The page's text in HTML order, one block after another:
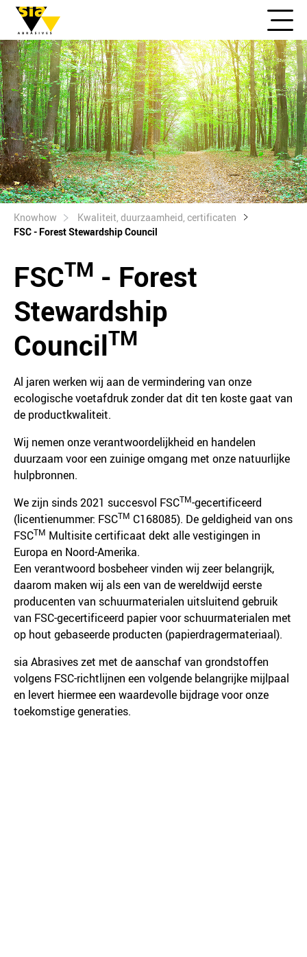
Knowhow
Kwaliteit, duurzaamheid, certificaten
FSC - Forest Stewardship Council
FSCTM - Forest
Stewardship
CouncilTM
Al jaren werken wij aan de vermindering van onze
ecologische voetafdruk zonder dat dit ten koste gaat van
de productkwaliteit.
Wij nemen onze verantwoordelijkheid en handelen
duurzaam voor een zuinige omgang met onze natuurlijke
hulpbronnen.
We zijn sinds 2021 succesvol FSCTM-gecertificeerd
(licentienummer: FSCTM C168085). De geldigheid van ons
FSCTM Multisite certificaat dekt alle vestigingen in
Europa en Noord-Amerika.
Een verantwoord bosbeheer vinden wij zeer belangrijk,
daarom maken wij als een van de wereldwijd eerste
producenten van schuurmaterialen uitsluitend gebruik
van FSC-gecertificeerd papier voor schuurmaterialen met
op hout gebaseerde producten (papierdragermateriaal).
sia Abrasives zet met de aanschaf van grondstoffen
volgens FSC-richtlijnen een volgende belangrijke mijlpaal
en levert hiermee een waardevolle bijdrage voor onze
toekomstige generaties.